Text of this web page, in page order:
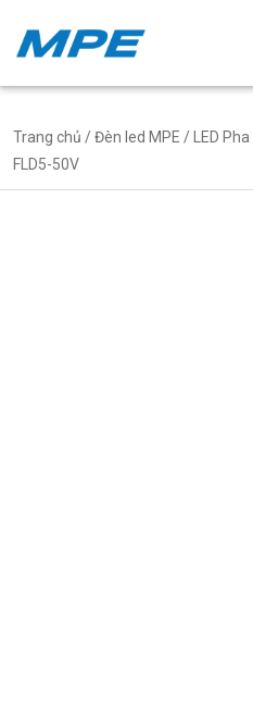
Trang chủ /Đèn led MPE / LED Pha
FLD5-50V